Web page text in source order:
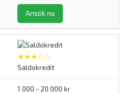
Ansök nu
★★★☆☆
Saldokredit
1 000 - 20 000 kr